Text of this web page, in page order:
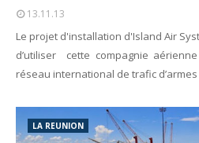
13.11.13
Le projet d'installation d'Island Air
d’utiliser cette compagnie
réseau international de trafic
LA REUNION